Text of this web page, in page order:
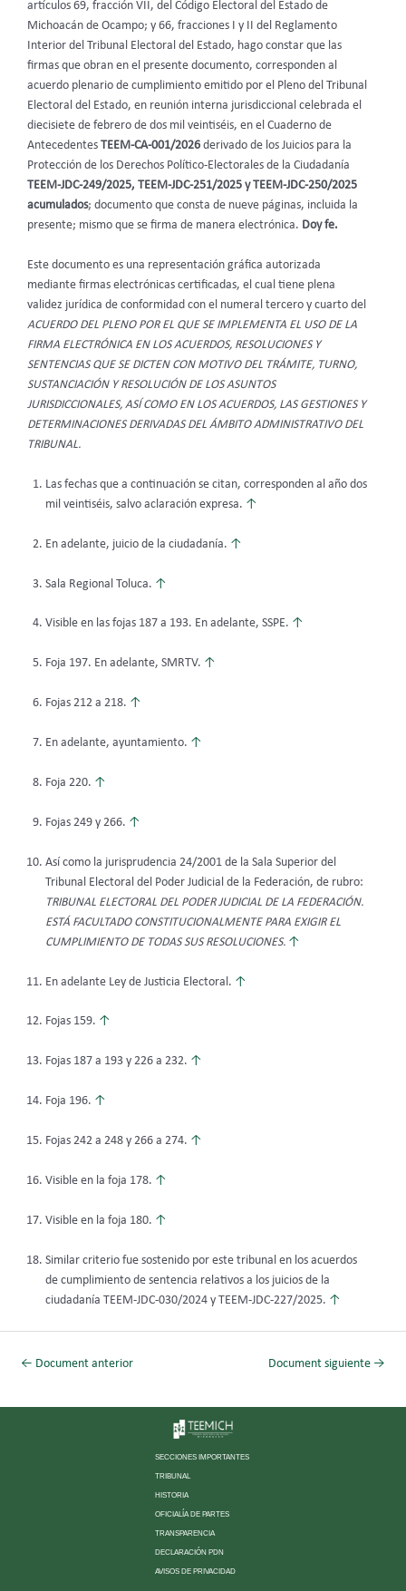
artículos 69, fracción VII, del Código Electoral del Estado de
Michoacán de Ocampo; y 66, fracciones I y II del Reglamento
Interior del Tribunal Electoral del Estado, hago constar que las
firmas que obran en el presente documento, corresponden al
acuerdo plenario de cumplimiento emitido por el Pleno del Tribunal
Electoral del Estado, en reunión interna jurisdiccional celebrada el
diecisiete de febrero de dos mil veintiséis, en el Cuaderno de
Antecedentes
TEEM-CA-001/2026 derivado de los Juicios para la
Protección de los Derechos Político-Electorales de la Ciudadanía
TEEM-JDC-249/2025, TEEM-JDC-251/2025 y TEEM-JDC-250/2025
acumulados; documento que consta de nueve páginas, incluida la
presente; mismo que se firma de manera electrónica. Doy fe.
Este documento es una representación gráfica autorizada
mediante firmas electrónicas certificadas, el cual tiene plena
validez jurídica de conformidad con el numeral tercero y cuarto del
ACUERDO DEL PLENO POR EL QUE SE IMPLEMENTA EL USO DE LA
FIRMA ELECTRÓNICA EN LOS ACUERDOS, RESOLUCIONES Y
SENTENCIAS QUE SE DICTEN CON MOTIVO DEL TRÁMITE, TURNO,
SUSTANCIACIÓN Y RESOLUCIÓN DE LOS ASUNTOS
JURISDICCIONALES, ASÍ COMO EN LOS ACUERDOS, LAS GESTIONES Y
DETERMINACIONES DERIVADAS DEL ÁMBITO ADMINISTRATIVO DEL
TRIBUNAL.
Las fechas que a continuación se citan, corresponden al año dos
mil veintiséis, salvo aclaración expresa. ↑
En adelante, juicio de la ciudadanía. ↑
Sala Regional Toluca. ↑
Visible en las fojas 187 a 193. En adelante, SSPE. ↑
Foja 197. En adelante, SMRTV. ↑
Fojas 212 a 218. ↑
En adelante, ayuntamiento. ↑
Foja 220. ↑
Fojas 249 y 266. ↑
Así como la jurisprudencia 24/2001 de la Sala Superior del
Tribunal Electoral del Poder Judicial de la Federación, de rubro:
TRIBUNAL ELECTORAL DEL PODER JUDICIAL DE LA FEDERACIÓN.
ESTÁ FACULTADO CONSTITUCIONALMENTE PARA EXIGIR EL
CUMPLIMIENTO DE TODAS SUS RESOLUCIONES. ↑
En adelante Ley de Justicia Electoral. ↑
Fojas 159. ↑
Fojas 187 a 193 y 226 a 232. ↑
Foja 196. ↑
Fojas 242 a 248 y 266 a 274. ↑
Visible en la foja 178. ↑
Visible en la foja 180. ↑
Similar criterio fue sostenido por este tribunal en los acuerdos
de cumplimiento de sentencia relativos a los juicios de la
ciudadanía TEEM-JDC-030/2024 y TEEM-JDC-227/2025. ↑
← Document anterior Document siguiente →
SECCIONES IMPORTANTES
TRIBUNAL
HISTORIA
OFICIALÍA DE PARTES
TRANSPARENCIA
DECLARACIÓN PDN
AVISOS DE PRIVACIDAD